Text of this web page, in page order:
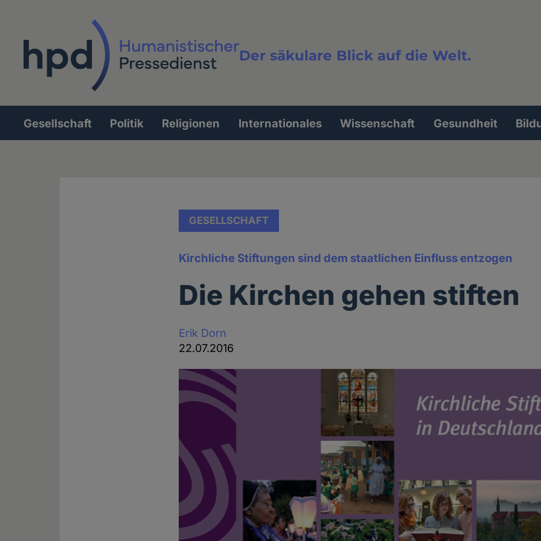
Der säkulare Blick auf die Welt.
Volltextsuche
Hauptnavigation
Gesellschaft Politik Religionen Internationales Wissenschaft Gesundheit
GESELLSCHAFT
Kirchliche Stiftungen sind dem staatlichen Einfluss entzogen
Die Kirchen gehen stiften
Erik Dorn
22.07.2016